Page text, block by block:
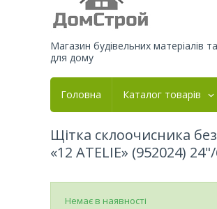
Магазин будівельних матеріалів
для дому
Головна Каталог товарів
Щітка склоочисника
«12 ATELIE» (952024)
Немає в наявності